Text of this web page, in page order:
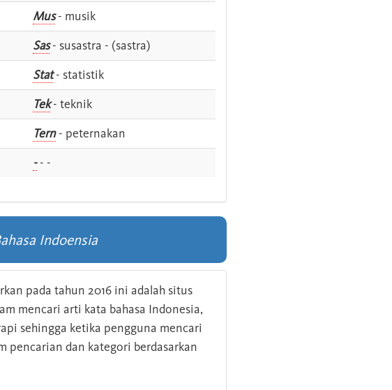
Mus- musik
Sas- susastra - (sastra)
Stat- statistik
Tek- teknik
Tern- peternakan
-- -
Indoensia
pada tahun 2016 ini adalah situs
mencari arti kata bahasa Indonesia,
sehingga ketika pengguna mencari
pencarian dan kategori berdasarkan